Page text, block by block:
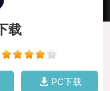
载
PC下载